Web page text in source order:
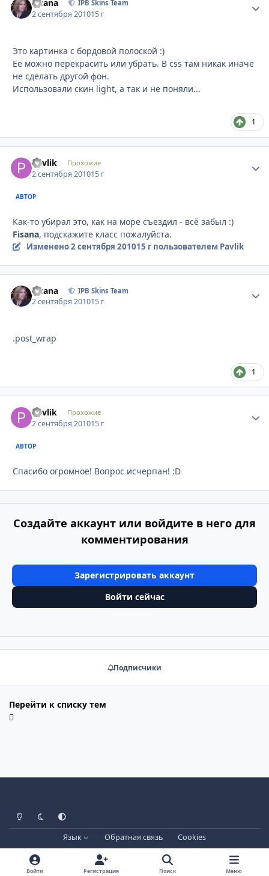
Fisana IPB Skins Team
2 сентября 201015 г
Это картинка с бордовой полоской :)
Ее можно перекрасить или убрать. В css там никак иначе
не сделать другой фон.
Использовали скин light, а так и не поняли...
1
Pavlik Прохожие
2 сентября 201015 г
АВТОР
Как-то убирал это, как на море съездил - всё забыл :)
Fisana, подскажите класс пожалуйста.
Изменено2 сентября 201015 гпользователем Pavlik
Fisana IPB Skins Team
2 сентября 201015 г
.post_wrap
1
Pavlik Прохожие
2 сентября 201015 г
АВТОР
Спасибо огромное! Вопрос исчерпан! :D
Создайте аккаунт или войдите в него для
комментирования
Зарегистрировать аккаунт
Войти сейчас
Подписчики
Перейти к списку тем
Светлый режим
Тёмный режим
Системные настройки
Язык Обратная связь
Cookies
Лицензия зарегистрирована на IPBSkins.ru
Powered by
Invision Community
Войти Регистрация Поиск Меню